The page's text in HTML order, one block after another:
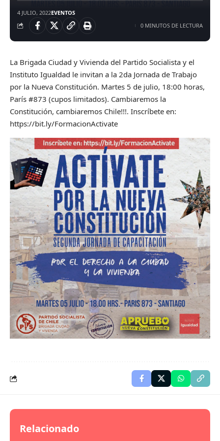
4 JULIO, 2022EVENTOS
0 MINUTOS DE LECTURA
La Brigada Ciudad y Vivienda del Partido Socialista y el
Instituto Igualdad le invitan a la 2da Jornada de Trabajo
por la Nueva Constitución. Martes 5 de julio, 18:00 horas,
París #873 (cupos limitados). Cambiaremos la
Constitución, cambiaremos Chile!!!. Inscríbete en:
https://bit.ly/FormacionActivate
Relacionado